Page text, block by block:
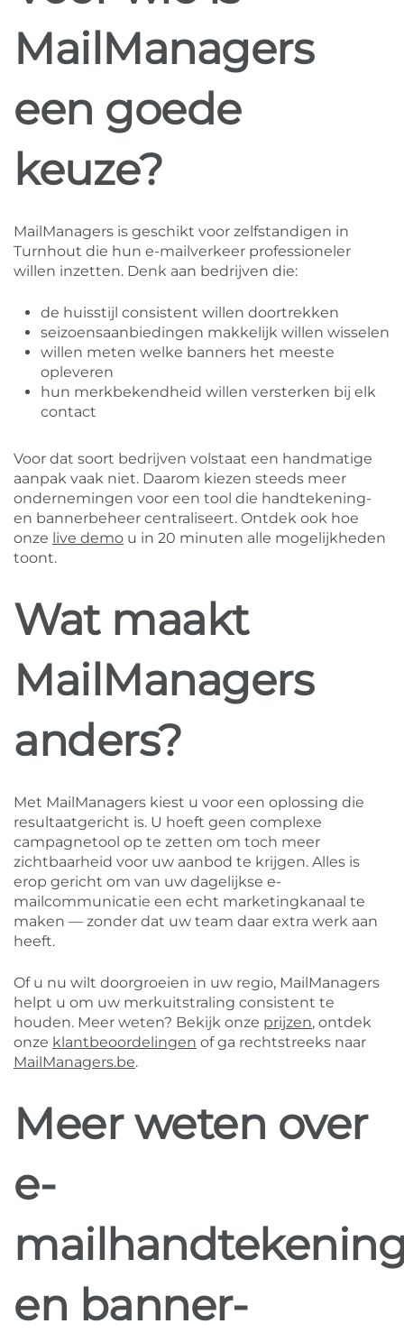
MailManagers
een goede
keuze?
MailManagers is geschikt voor zelfstandigen in
Turnhout die hun e-mailverkeer professioneler
willen inzetten. Denk aan bedrijven die:
de huisstijl consistent willen doortrekken
seizoensaanbiedingen makkelijk willen wisselen
willen meten welke banners het meeste
opleveren
hun merkbekendheid willen versterken bij elk
contact
Voor dat soort bedrijven volstaat een handmatige
aanpak vaak niet. Daarom kiezen steeds meer
ondernemingen voor een tool die handtekening-
en bannerbeheer centraliseert. Ontdek ook hoe
onze live demo u in 20 minuten alle mogelijkheden
toont.
Wat maakt
MailManagers
anders?
Met MailManagers kiest u voor een oplossing die
resultaatgericht is. U hoeft geen complexe
campagnetool op te zetten om toch meer
zichtbaarheid voor uw aanbod te krijgen. Alles is
erop gericht om van uw dagelijkse e-
mailcommunicatie een echt marketingkanaal te
maken — zonder dat uw team daar extra werk aan
heeft.
Of u nu wilt doorgroeien in uw regio, MailManagers
helpt u om uw merkuitstraling consistent te
houden. Meer weten? Bekijk onze prijzen, ontdek
onze klantbeoordelingen of ga rechtstreeks naar
MailManagers.be.
Meer weten over
e-
en banner-